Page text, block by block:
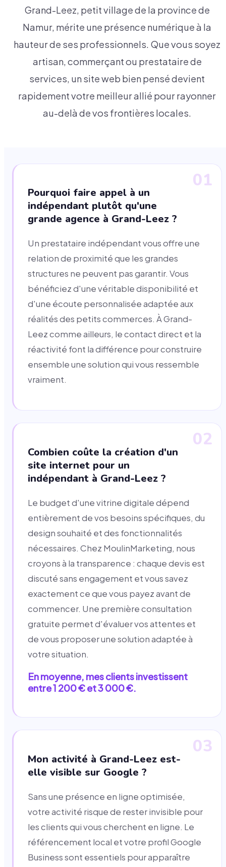
Grand-Leez, petit village de la province de
Namur, mérite une présence numérique à la
hauteur de ses professionnels. Que vous soyez
artisan, commerçant ou prestataire de
services, un site web bien pensé devient
rapidement votre meilleur allié pour rayonner
au-delà de vos frontières locales.
01
Pourquoi faire appel à un
indépendant plutôt qu'une
grande agence à Grand-Leez ?
Un prestataire indépendant vous offre une
relation de proximité que les grandes
structures ne peuvent pas garantir. Vous
bénéficiez d'une véritable disponibilité et
d'une écoute personnalisée adaptée aux
réalités des petits commerces. À Grand-
Leez comme ailleurs, le contact direct et la
réactivité font la différence pour construire
ensemble une solution qui vous ressemble
vraiment.
02
Combien coûte la création d'un
site internet pour un
indépendant à Grand-Leez ?
Le budget d'une vitrine digitale dépend
entièrement de vos besoins spécifiques, du
design souhaité et des fonctionnalités
nécessaires. Chez MoulinMarketing, nous
croyons à la transparence : chaque devis est
discuté sans engagement et vous savez
exactement ce que vous payez avant de
commencer. Une première consultation
gratuite permet d'évaluer vos attentes et
de vous proposer une solution adaptée à
votre situation.
En moyenne, mes clients investissent
entre 1 200 € et 3 000 €.
03
Mon activité à Grand-Leez est-
elle visible sur Google ?
Sans une présence en ligne optimisée,
votre activité risque de rester invisible pour
les clients qui vous cherchent en ligne. Le
référencement local et votre profil Google
Business sont essentiels pour apparaître